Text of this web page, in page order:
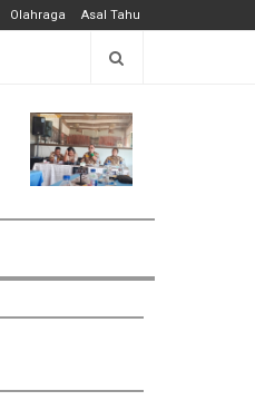
Olahraga Asal Tahu